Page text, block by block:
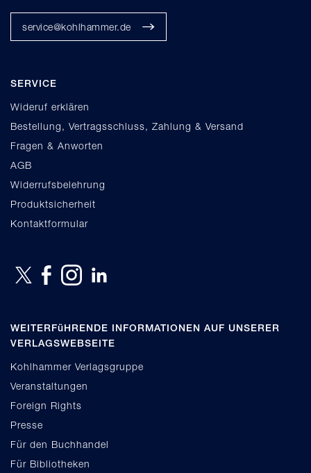
service@kohlhammer.de
SERVICE
Wideruf erklären
Bestellung, Vertragsschluss, Zahlung & Versand
Fragen & Anworten
AGB
Widerrufsbelehrung
Produktsicherheit
Kontaktformular
WEITERFüHRENDE INFORMATIONEN AUF UNSERER
VERLAGSWEBSEITE
Kohlhammer Verlagsgruppe
Veranstaltungen
Foreign Rights
Presse
Für den Buchhandel
Für Bibliotheken